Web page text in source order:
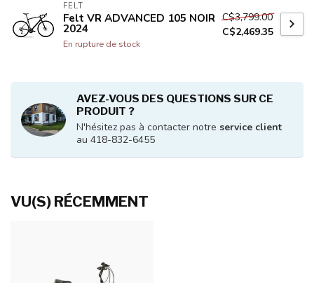
FELT
Felt VR ADVANCED 105 NOIR
2024
En rupture de stock
C$3,799.00
C$2,469.35
AVEZ-VOUS DES QUESTIONS SUR CE
PRODUIT ?
N'hésitez pas à contacter notre service client
au 418-832-6455
VU(S) RÉCEMMENT